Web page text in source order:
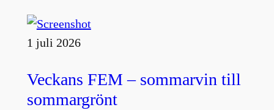
1 juli 2026
Veckans FEM – sommarvin till
sommargrönt